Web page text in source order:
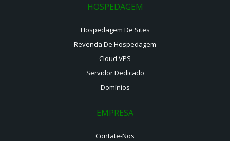
HOSPEDAGEM
Hospedagem De Sites
Revenda De Hospedagem
Cloud VPS
Servidor Dedicado
Domínios
EMPRESA
Contate-Nos